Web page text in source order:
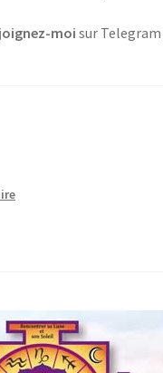
moi sur Telegram